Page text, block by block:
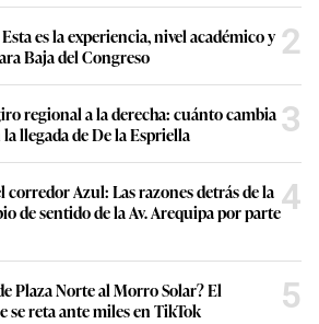
es la experiencia, nivel académico y
Baja del Congreso
2
regional a la derecha: cuánto cambia
llegada de De la Espriella
3
Azul: Las razones detrás de la
de sentido de la Av. Arequipa por parte4
Plaza Norte al Morro Solar? El
se reta ante miles en TikTok
5